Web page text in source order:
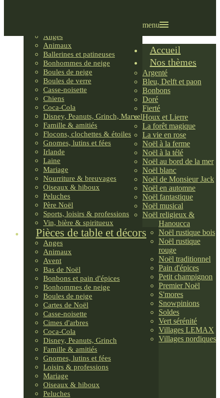
Anges
Animaux
Ballerines et patineuses
Bonhommes de neige
Boules de neige
Boules de verre
Casse-noisette
Chiens
Coca-Cola
Disney, Peanuts, Grinch, Marvel
Famille & amitiés
Flocons, clochettes & étoiles
Gnomes, lutins et fées
Irlande
Laine
Mariage
Nourriture & breuvages
Oiseaux & hiboux
Peluches
Père Noël
Sports, loisirs & professions
Vin, bière & spiritueux
Pièces de table et décors
Anges
Animaux
Avent
Bas de Noël
Bonbons et pain d'épices
Bonhommes de neige
Boules de neige
Cartes de Noël
Casse-noisette
Cimes d'arbres
Coca-Cola
Disney, Peanuts, Grinch
Famille & amitiés
Gnomes, lutins et fées
Loisirs & professions
Mariage
Oiseaux & hiboux
Peluches
menu
Accueil
Nos thèmes
Argenté
Bleu, Delft et paon
Bonbons
Doré
Fierté
Houx et Lierre
La forêt magique
La vie en rose
Noël à la ferme
Noël à la télé
Noël au bord de la mer
Noël blanc
Noël de Monsieur Jack
Noël en automne
Noël fantastique
Noël musical
Noël religieux &
Hanoucca
Noël rustique bois
Noël rustique
rouge
Noël traditionnel
Pain d'épices
Petit champignon
Premier Noël
S'mores
Snowpinions
Soldes
Vert sérénité
Villages LEMAX
Villages nordiques